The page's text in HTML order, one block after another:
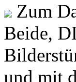
Zum
Beide,
und mit